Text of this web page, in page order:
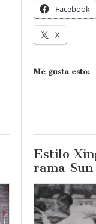
Facebook
X
Me gusta esto:
Estilo
rama Sun